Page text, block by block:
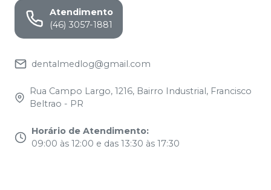
Atendimento
(46) 3057-1881
dentalmedlog@gmail.com
Rua Campo Largo, 1216, Bairro Industrial, Francisco
Beltrao - PR
Horário de Atendimento:
09:00 às 12:00 e das 13:30 às 17:30